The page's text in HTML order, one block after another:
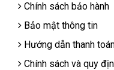
Chính sách bảo hành
Bảo mật thông tin
Hướng dẫn thanh
Chính sách và quy